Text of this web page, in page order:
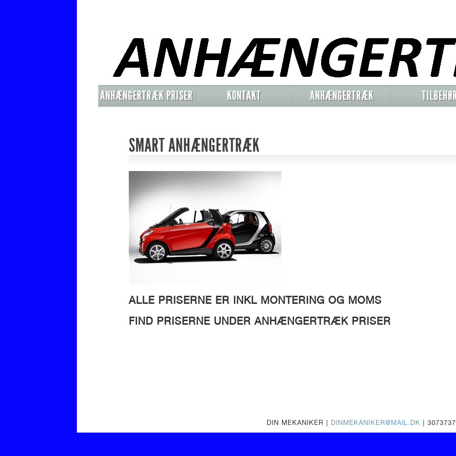
ANHÆNGERTRÆK PRISER
KONTAKT ANHÆNGERTRÆK
SMART ANHÆNGERTRÆK
ALLE PRISERNE ER INKL MONTERING OG MOMS
FIND PRISERNE UNDER ANHÆNGERTRÆK PRISER
DIN MEKANIKER | DINMEKANIKER@MAIL.DK |